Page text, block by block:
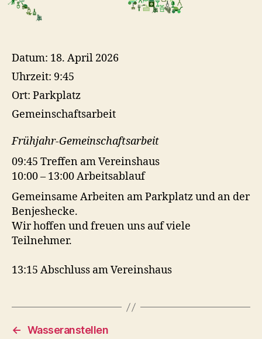
Datum: 18. April 2026
Uhrzeit: 9:45
Ort: Parkplatz
Gemeinschaftsarbeit
Frühjahr-Gemeinschaftsarbeit
09:45 Treffen am Vereinshaus
10:00 – 13:00 Arbeitsablauf
Gemeinsame Arbeiten am Parkplatz und an der
Benjeshecke.
Wir hoffen und freuen uns auf viele
Teilnehmer.
13:15 Abschluss am Vereinshaus
← Wasseranstellen